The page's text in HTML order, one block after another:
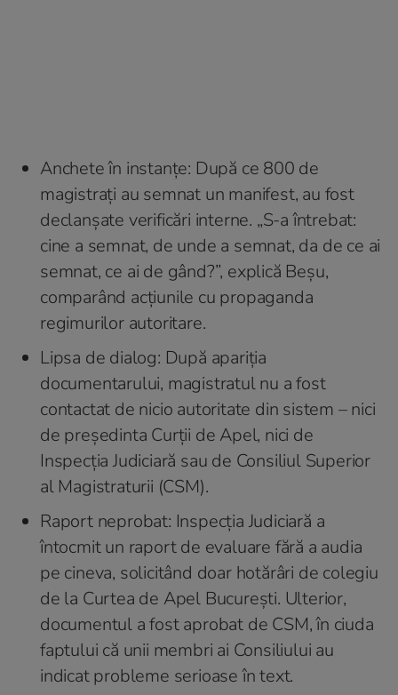
Anchete în instanțe: După ce 800 de
magistrați au semnat un manifest, au fost
declanșate verificări interne. „S-a întrebat:
cine a semnat, de unde a semnat, da de ce ai
semnat, ce ai de gând?”, explică Beșu,
comparând acțiunile cu propaganda
regimurilor autoritare.
Lipsa de dialog: După apariția
documentarului, magistratul nu a fost
contactat de nicio autoritate din sistem – nici
de președinta Curții de Apel, nici de
Inspecția Judiciară sau de Consiliul Superior
al Magistraturii (CSM).
Raport neprobat: Inspecția Judiciară a
întocmit un raport de evaluare fără a audia
pe cineva, solicitând doar hotărâri de colegiu
de la Curtea de Apel București. Ulterior,
documentul a fost aprobat de CSM, în ciuda
faptului că unii membri ai Consiliului au
indicat probleme serioase în text.